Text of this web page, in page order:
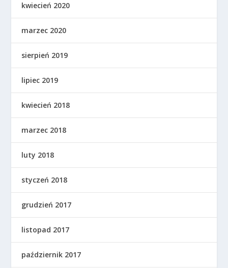
kwiecień 2020
marzec 2020
sierpień 2019
lipiec 2019
kwiecień 2018
marzec 2018
luty 2018
styczeń 2018
grudzień 2017
listopad 2017
październik 2017